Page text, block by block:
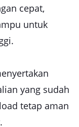
cepat,
untuk
yang sudah
tetap aman